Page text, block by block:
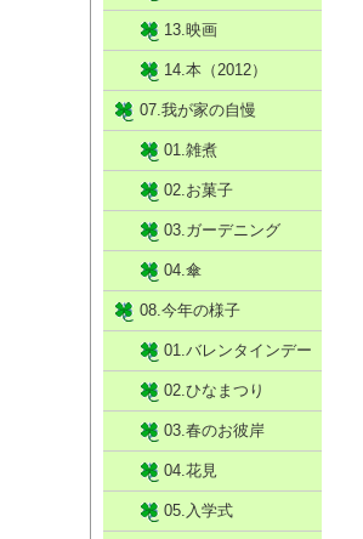
13.映画
14.本（2012）
07.我が家の自慢
01.雑煮
02.お菓子
03.ガーデニング
04.傘
08.今年の様子
01.バレンタインデー
02.ひなまつり
03.春のお彼岸
04.花見
05.入学式